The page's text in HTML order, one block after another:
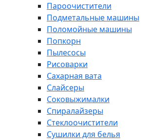
Пароочистители
Подметальные машины
Поломойные машины
Попкорн
Пылесосы
Рисоварки
Сахарная вата
Слайсеры
Соковыжималки
Спиралайзеры
Стеклоочистители
Сушилки для белья